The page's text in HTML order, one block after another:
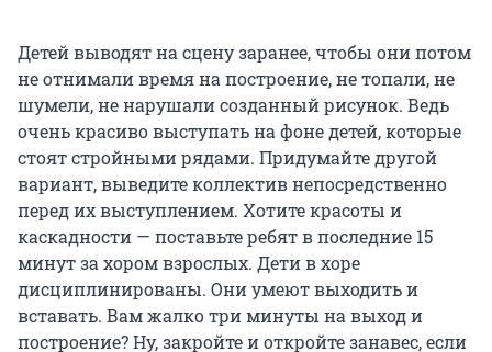
Детей выводят на сцену заранее, чтобы они потом
не отнимали время на построение, не топали, не
шумели, не нарушали созданный рисунок. Ведь
очень красиво выступать на фоне детей, которые
стоят стройными рядами. Придумайте другой
вариант, выведите коллектив непосредственно
перед их выступлением. Хотите красоты и
каскадности — поставьте ребят в последние 15
минут за хором взрослых. Дети в хоре
дисциплинированы. Они умеют выходить и
вставать. Вам жалко три минуты на выход и
построение? Ну, закройте и откройте занавес, если